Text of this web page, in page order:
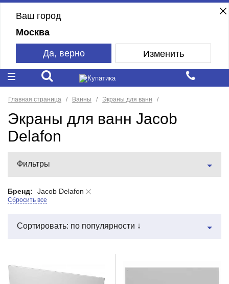
Ваш город
Москва
Да, верно Изменить
Главная страница Ванны Экраны для ванн
Экраны для ванн Jacob
Delafon
Фильтры
Бренд: Jacob Delafon
Сбросить все
Сортировать: по популярности ↓